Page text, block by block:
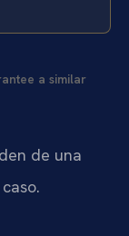
a similar
de una